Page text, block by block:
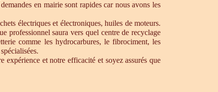
en mairie sont rapides car nous avons les
électriques et électroniques, huiles de moteurs.
professionnel saura vers quel centre de recyclage
comme les hydrocarbures, le fibrociment, les
expérience et notre efficacité et soyez assurés que